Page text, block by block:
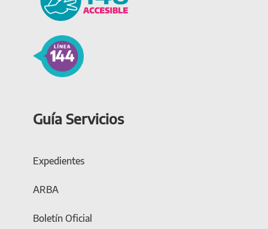
Guía Servicios
Expedientes
ARBA
Boletín Oficial